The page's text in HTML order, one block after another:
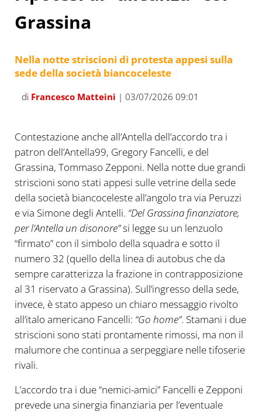
Grassina
Nella notte striscioni di protesta appesi sulla
sede della società biancoceleste
di Francesco Matteini | 03/07/2026 09:01
Contestazione anche all’Antella dell’accordo tra i
patron dell’Antella99, Gregory Fancelli, e del
Grassina, Tommaso Zepponi. Nella notte due grandi
striscioni sono stati appesi sulle vetrine della sede
della società biancoceleste all’angolo tra via Peruzzi
e via Simone degli Antelli. “Del Grassina finanziatore,
per l’Antella un disonore”si legge su un lenzuolo
“firmato” con il simbolo della squadra e sotto il
numero 32 (quello della linea di autobus che da
sempre caratterizza la frazione in contrapposizione
al 31 riservato a Grassina). Sull’ingresso della sede,
invece, è stato appeso un chiaro messaggio rivolto
all’italo americano Fancelli: “Go home”. Stamani i due
striscioni sono stati prontamente rimossi, ma non il
malumore che continua a serpeggiare nelle tifoserie
rivali.
L’accordo tra i due “nemici-amici” Fancelli e Zepponi
prevede una sinergia finanziaria per l’eventuale